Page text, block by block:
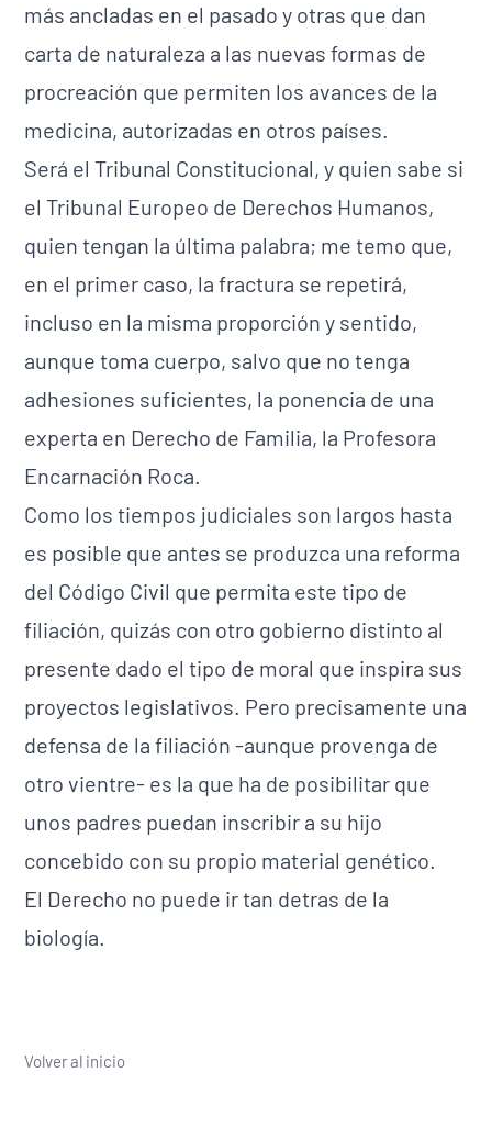
más ancladas en el pasado y otras que dan
carta de naturaleza a las nuevas formas de
procreación que permiten los avances de la
medicina, autorizadas en otros países.
Será el Tribunal Constitucional, y quien sabe si
el Tribunal Europeo de Derechos Humanos,
quien tengan la última palabra; me temo que,
en el primer caso, la fractura se repetirá,
incluso en la misma proporción y sentido,
aunque toma cuerpo, salvo que no tenga
adhesiones suficientes, la ponencia de una
experta en Derecho de Familia, la Profesora
Encarnación Roca.
Como los tiempos judiciales son largos hasta
es posible que antes se produzca una reforma
del Código Civil que permita este tipo de
filiación, quizás con otro gobierno distinto al
presente dado el tipo de moral que inspira sus
proyectos legislativos. Pero precisamente una
defensa de la filiación -aunque provenga de
otro vientre- es la que ha de posibilitar que
unos padres puedan inscribir a su hijo
concebido con su propio material genético.
El Derecho no puede ir tan detras de la
biología.
Volver al inicio